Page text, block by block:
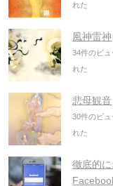
れた
風神雷神
34件のビュ
れた
悲母観音
30件のビュ
れた
徹底的